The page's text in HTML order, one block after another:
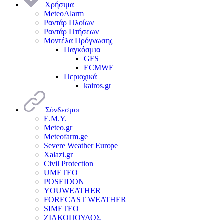
Χρήσιμα
MeteoAlarm
Ραντάρ Πλοίων
Ραντάρ Πτήσεων
Μοντέλα Πρόγνωσης
Παγκόσμια
GFS
ECMWF
Περιοχικά
kairos.gr
Σύνδεσμοι
Ε.Μ.Υ.
Meteo.gr
Meteofarm.ge
Severe Weather Europe
Xalazi.gr
Civil Protection
UMETEO
POSEIDON
YOUWEATHER
FORECAST WEATHER
SIMETEO
ΖΙΑΚΟΠΟΥΛΟΣ